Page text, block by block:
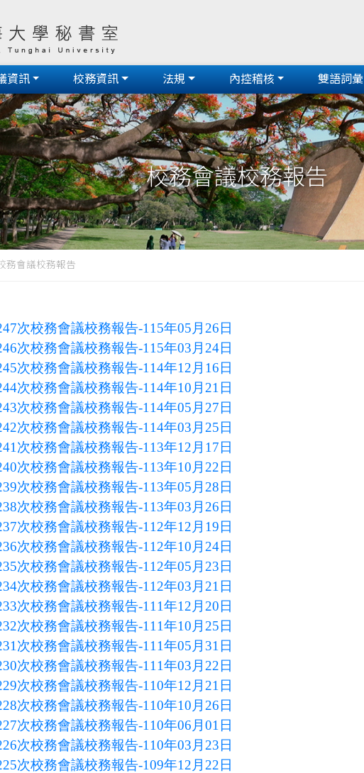
資訊 校務資訊 法規 內控稽核 雙語詞彙
校務會議校務報告
務會議校務報告
次校務會議校務報告-115年05月26日
次校務會議校務報告-115年03月24日
次校務會議校務報告-114年12月16日
次校務會議校務報告-114年10月21日
次校務會議校務報告-114年05月27日
次校務會議校務報告-114年03月25日
次校務會議校務報告-113年12月17日
次校務會議校務報告-113年10月22日
次校務會議校務報告-113年05月28日
次校務會議校務報告-113年03月26日
次校務會議校務報告-112年12月19日
次校務會議校務報告-112年10月24日
次校務會議校務報告-112年05月23日
次校務會議校務報告-112年03月21日
次校務會議校務報告-111年12月20日
次校務會議校務報告-111年10月25日
次校務會議校務報告-111年05月31日
次校務會議校務報告-111年03月22日
次校務會議校務報告-110年12月21日
次校務會議校務報告-110年10月26日
次校務會議校務報告-110年06月01日
次校務會議校務報告-110年03月23日
次校務會議校務報告-109年12月22日